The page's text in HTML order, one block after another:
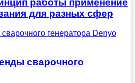
работы применение
для разных сфер
генератора Denyo
сварочного